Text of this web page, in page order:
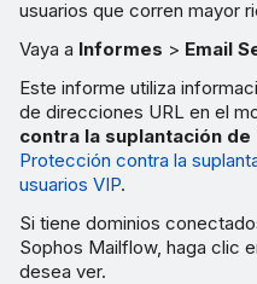
usuarios que corren mayor
Vaya a Informes > Email
Este informe utiliza
de direcciones URL en el
contra la suplantación
Protección contra la
usuarios VIP.
Si tiene dominios
Sophos Mailflow, haga clic
desea ver.